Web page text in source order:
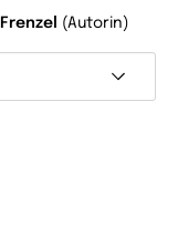
(Autorin)